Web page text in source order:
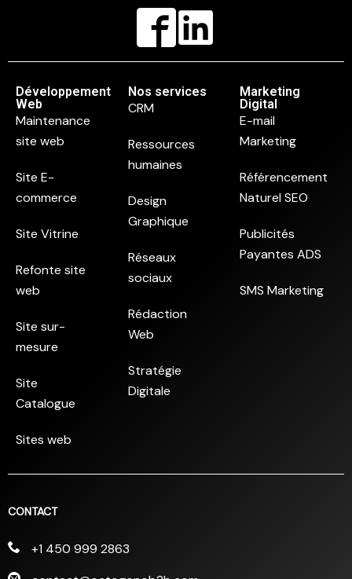
Développement
Web
Maintenance
site web
Site E-
commerce
Site Vitrine
Refonte site
web
Site sur-
mesure
Site
Catalogue
Sites web
Nos services
CRM
Ressources
humaines
Design
Graphique
Réseaux
sociaux
Rédaction
Web
Stratégie
Digitale
Marketing
Digital
E-mail
Marketing
Référencement
Naturel SEO
Publicités
Payantes ADS
SMS Marketing
CONTACT
+1 450 999 2863